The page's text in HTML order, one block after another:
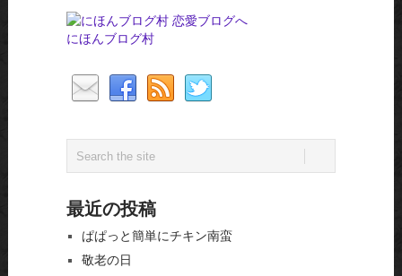
にほんブログ村
最近の投稿
ぱぱっと簡単にチキン南蛮
敬老の日